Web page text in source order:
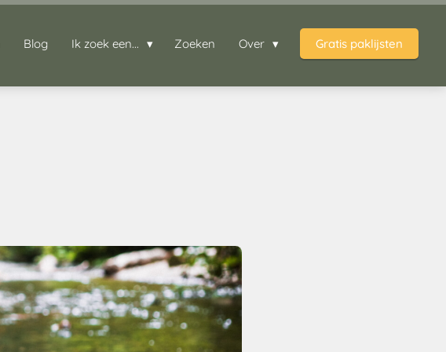
Blog Ik zoek een... Zoeken Over Gratis paklijsten